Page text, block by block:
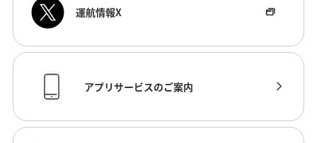
運航情報X
アプリサービスのご案内